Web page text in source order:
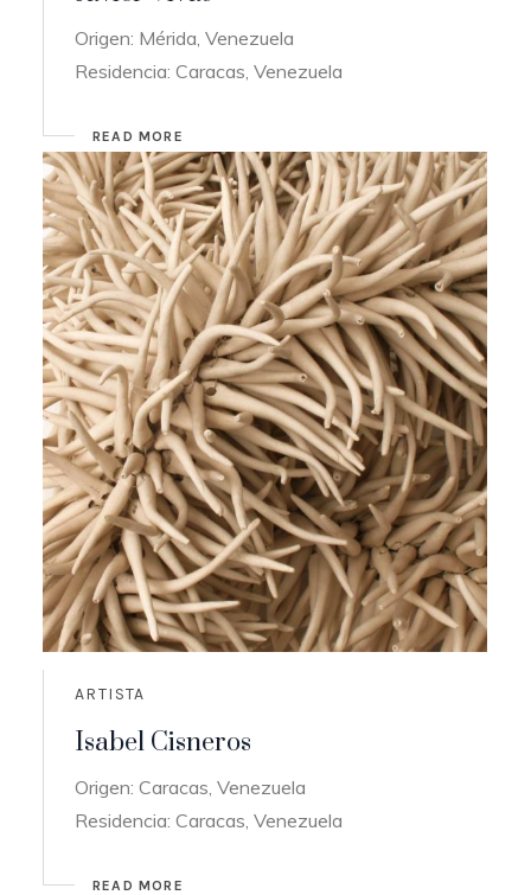
Origen: Mérida, Venezuela
Residencia: Caracas, Venezuela
READ MORE
ARTISTA
Isabel Cisneros
Origen: Caracas, Venezuela
Residencia: Caracas, Venezuela
READ MORE